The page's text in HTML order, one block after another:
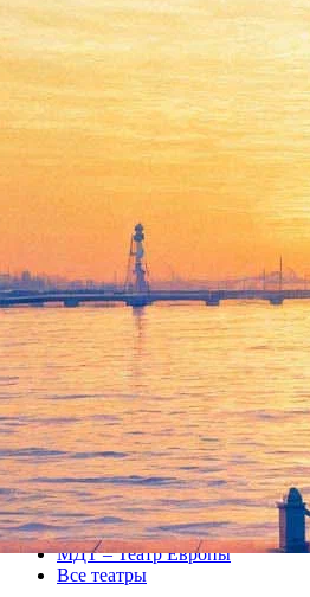
Дом Бернарды
18 июля 2012, среда-19 июля 2012,
Версия для печати
Все спектакли
МДТ – Театр Европы
Все театры